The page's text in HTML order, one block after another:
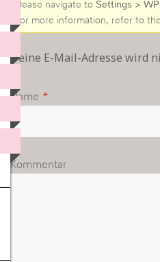
Please navigate to Settings >
For more information, refer to the
Deine E-Mail-Adresse wird
Name *
Kommentar